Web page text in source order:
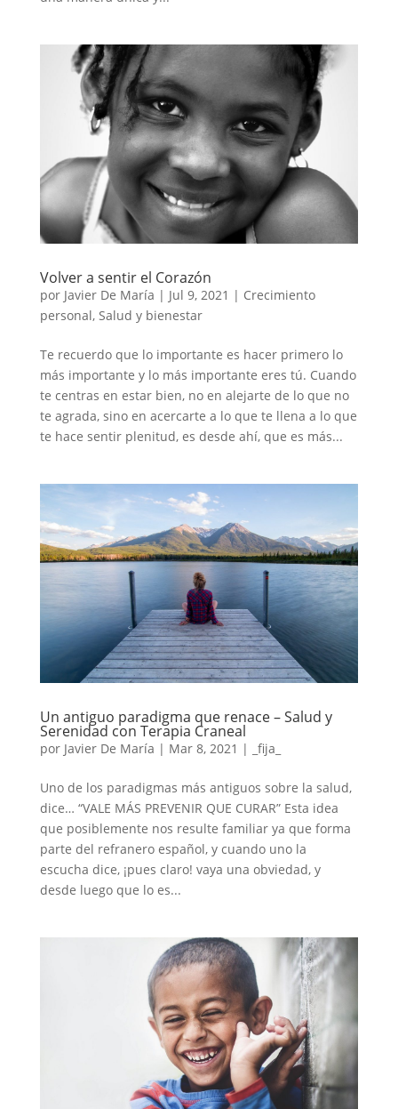
Volver a sentir el Corazón
por Javier De María | Jul 9, 2021 | Crecimiento
personal, Salud y bienestar
Te recuerdo que lo importante es hacer primero lo
más importante y lo más importante eres tú. Cuando
te centras en estar bien, no en alejarte de lo que no
te agrada, sino en acercarte a lo que te llena a lo que
te hace sentir plenitud, es desde ahí, que es más...
Un antiguo paradigma que renace – Salud y
Serenidad con Terapia Craneal
por Javier De María | Mar 8, 2021 | _fija_
Uno de los paradigmas más antiguos sobre la salud,
dice… “VALE MÁS PREVENIR QUE CURAR” Esta idea
que posiblemente nos resulte familiar ya que forma
parte del refranero español, y cuando uno la
escucha dice, ¡pues claro! vaya una obviedad, y
desde luego que lo es...